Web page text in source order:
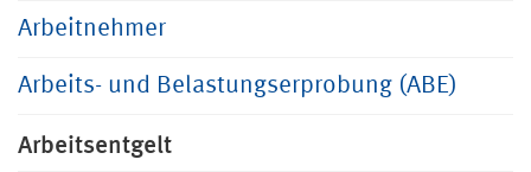
Arbeitnehmer
Arbeits- und Belastungserprobung (ABE)
Arbeitsentgelt